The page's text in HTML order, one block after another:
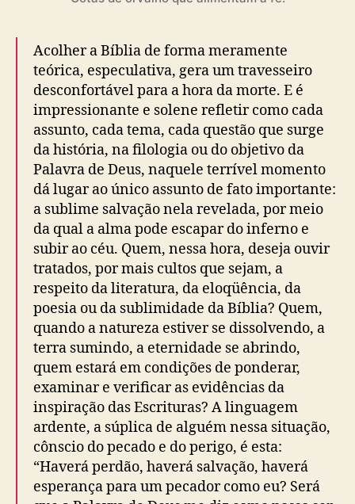
)
Acolher a Bíblia de forma meramente
teórica, especulativa, gera um travesseiro
desconfortável para a hora da morte. E é
impressionante e solene refletir como cada
assunto, cada tema, cada questão que surge
da história, na filologia ou do objetivo da
Palavra de Deus, naquele terrível momento
dá lugar ao único assunto de fato importante:
a sublime salvação nela revelada, por meio
da qual a alma pode escapar do inferno e
subir ao céu. Quem, nessa hora, deseja ouvir
tratados, por mais cultos que sejam, a
respeito da literatura, da eloqüência, da
poesia ou da sublimidade da Bíblia? Quem,
quando a natureza estiver se dissolvendo, a
terra sumindo, a eternidade se abrindo,
quem estará em condições de ponderar,
examinar e verificar as evidências da
inspiração das Escrituras? A linguagem
ardente, a súplica de alguém nessa situação,
cônscio do pecado e do perigo, é esta:
“Haverá perdão, haverá salvação, haverá
esperança para um pecador como eu? Será